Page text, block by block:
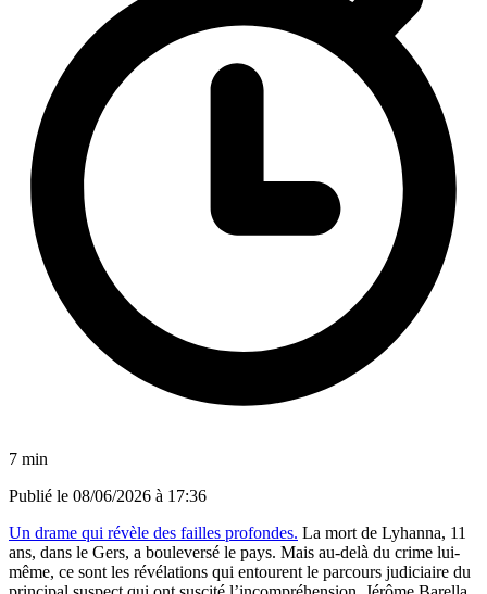
7 min
Publié le 08/06/2026 à 17:36
Un drame qui révèle des failles profondes. La mort de Lyhanna, 11
ans, dans le Gers, a bouleversé le pays. Mais au-delà du crime lui-
même, ce sont les révélations qui entourent le parcours judiciaire du